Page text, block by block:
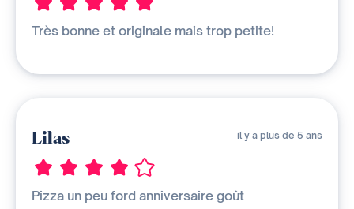
Très bonne et originale mais trop petite!
Lilas il y a plus de 5 ans
Pizza un peu ford anniversaire goût